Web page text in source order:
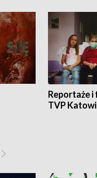
Reportaże
TVP